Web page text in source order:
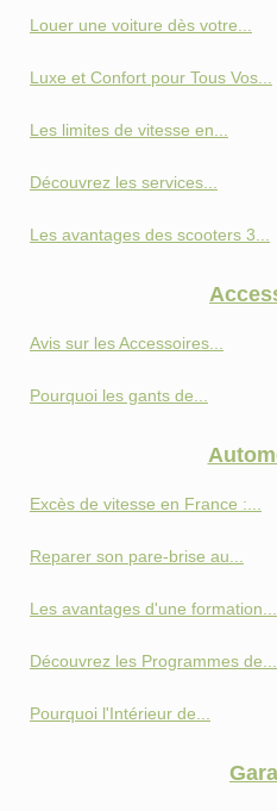
Louer une voiture dès votre...
Luxe et Confort pour Tous Vos...
Les limites de vitesse en...
Découvrez les services...
Les avantages des scooters 3...
Avis sur les Accessoires...
Pourquoi les gants de...
Excès de vitesse en France :...
Reparer son pare-brise au...
Les avantages d'une formation...
Découvrez les Programmes de...
Pourquoi l'Intérieur de...